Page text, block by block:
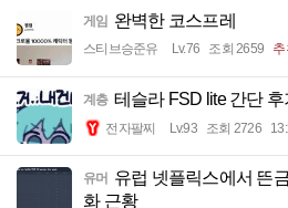
게임 완벽한 코스프레
스티브승준유 Lv.76 조회 2659 추
계층 테슬라 FSD lite 간단 후
전자팔찌 Lv.93 조회 2726
유머 유럽 넷플릭스에서 뜬
화 근황